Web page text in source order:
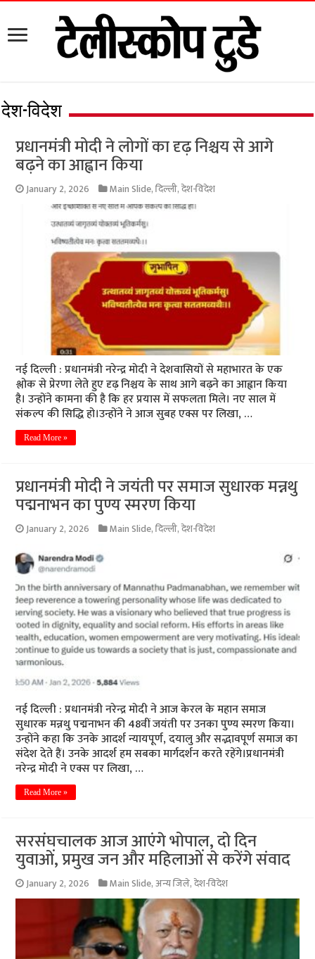
देश-विदेश
प्रधानमंत्री मोदी ने लोगों का दृढ़ निश्चय से आगे
बढ़ने का आह्वान किया
January 2, 2026 Main Slide,दिल्ली,देश-विदेश
नई दिल्ली : प्रधानमंत्री नरेन्द्र मोदी ने देशवासियों से महाभारत के एक
श्लोक से प्रेरणा लेते हुए दृढ़ निश्चय के साथ आगे बढ़ने का आह्वान किया
है। उन्होंने कामना की है कि हर प्रयास में सफलता मिले। नए साल में
संकल्प की सिद्धि हो।उन्होंने ने आज सुबह एक्स पर लिखा, …
Read More »
प्रधानमंत्री मोदी ने जयंती पर समाज सुधारक मन्नथु
पद्मनाभन का पुण्य स्मरण किया
January 2, 2026 Main Slide,दिल्ली,देश-विदेश
नई दिल्ली : प्रधानमंत्री नरेन्द्र मोदी ने आज केरल के महान समाज
सुधारक मन्नथु पद्मनाभन की 48वीं जयंती पर उनका पुण्य स्मरण किया।
उन्होंने कहा कि उनके आदर्श न्यायपूर्ण, दयालु और सद्भावपूर्ण समाज का
संदेश देते हैं। उनके आदर्श हम सबका मार्गदर्शन करते रहेंगे।प्रधानमंत्री
नरेन्द्र मोदी ने एक्स पर लिखा, …
Read More »
सरसंघचालक आज आएंगे भोपाल, दो दिन
युवाओं, प्रमुख जन और महिलाओं से करेंगे संवाद
January 2, 2026 Main Slide,अन्य जिले,देश-विदेश